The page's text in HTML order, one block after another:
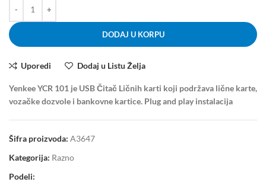
DODAJ U KORPU
Uporedi Dodaj u Listu Želja
Yenkee YCR 101 je USB Čitač Ličnih karti koji podržava lične karte,
vozačke dozvole i bankovne kartice. Plug and play instalacija
Šifra proizvoda: A3647
Kategorija: Razno
Podeli: